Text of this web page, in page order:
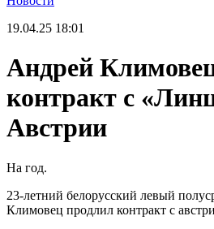
19.04.25 18:01
Андрей
контракт с
Австрии
На год.
23-летний белорусский левый
Климовец продлил контракт с